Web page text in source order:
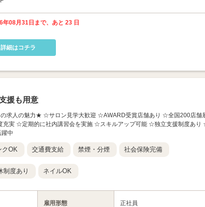
年08月31日まで、あと 23 日
詳細はコチラ
援も用意
の求人の魅力★ ☆サロン見学大歓迎 ☆AWARD受賞店舗あり ☆全国200店舗
実 ☆定期的に社内講習会を実施 ☆スキルアップ可能 ☆独立支援制度あり
中
クOK 交通費支給 禁煙・分煙 社会保険完備
制度あり ネイルOK
雇用形態 正社員